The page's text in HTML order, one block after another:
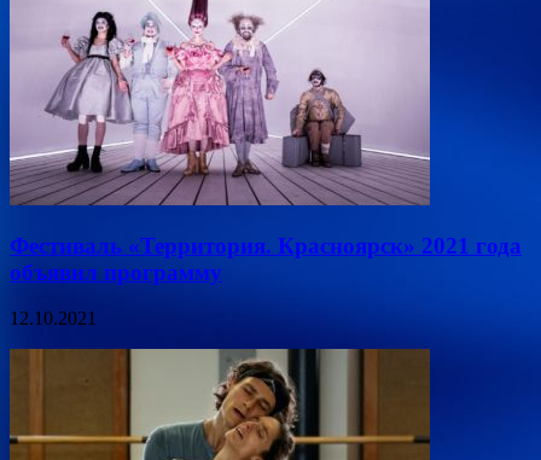
Фестиваль «Территория. Красноярск» 2021 года
объявил программу
12.10.2021